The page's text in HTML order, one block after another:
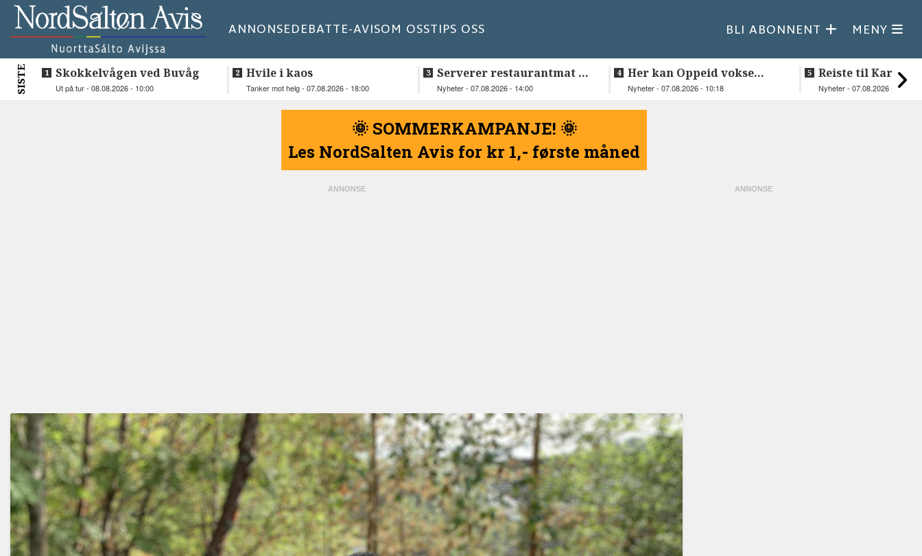
ANNONSEDEBATTE-AVISOM OSSTIPS OSS BLI ABONNENT MENY
SISTE Skokkelvågen ved Buvåg
Ut på tur - 08.08.2026 - 10:00
Hvile i kaos
Tanker mot helg - 07.08.2026 - 18:00
Serverer restaurantmat til
beboerne
Nyheter - 07.08.2026 - 14:00
Her kan Oppeid vokse
videre
Nyheter - 07.08.2026 - 10:18
Reiste til
vie Ellen og
Nyheter - 07.08.2026 - 08:30
🌞 SOMMERKAMPANJE! 🌞
Les NordSalten Avis for kr 1,- første måned